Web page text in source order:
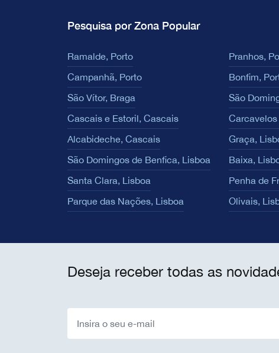
Pesquisa por Zona Popular
Ramalde, Porto
Pranhos,
Campanhã, Porto
Bonfim,
São Vítor, Braga
São
Cascais e Estoril, Cascais
Alcabideche, Cascais
Graça,
São Domingos de Benfica, Lisboa
Baixa,
Santa Clara, Lisboa
Penha de
Parque das Nações, Lisboa
Olivais,
Deseja receber todas as